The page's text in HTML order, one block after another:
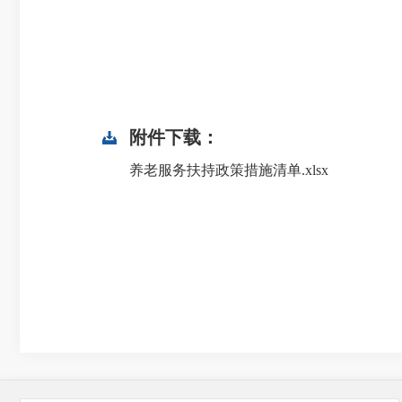
附件下载：
养老服务扶持政策措施清单.xlsx